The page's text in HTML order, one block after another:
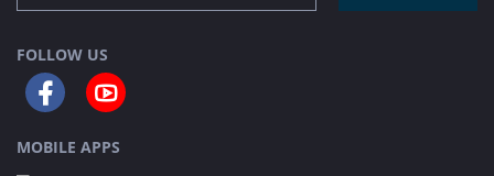
FOLLOW US
MOBILE APPS